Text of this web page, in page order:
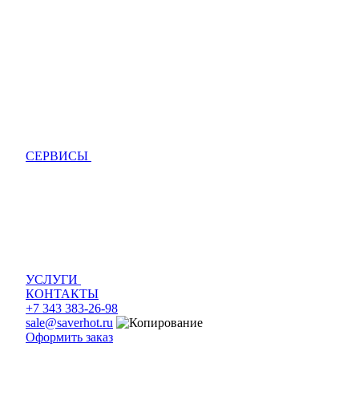
СЕРВИСЫ
УСЛУГИ
КОНТАКТЫ
+7 343 383-26-98
sale@saverhot.ru
Оформить заказ